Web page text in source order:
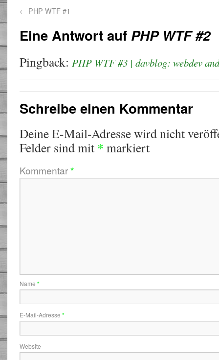
← PHP WTF #1
Eine Antwort auf PHP WTF #2
Pingback: PHP WTF #3 | davblog: webdev
Schreibe einen Kommentar
Deine E-Mail-Adresse wird nicht
Felder sind mit * markiert
Kommentar*
Name *
E-Mail-Adresse *
Website